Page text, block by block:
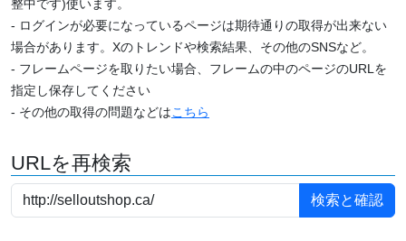
整中です)使います。
- ログインが必要になっているページは期待通りの取得が出来ない
場合があります。Xのトレンドや検索結果、その他のSNSなど。
- フレームページを取りたい場合、フレームの中のページのURLを
指定し保存してください
- その他の取得の問題などはこちら
URLを再検索